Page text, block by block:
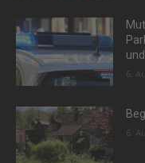
6.
6.